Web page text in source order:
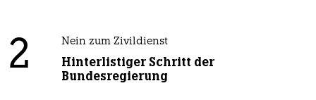
2 Nein zum Zivildienst
Hinterlistiger Schritt der
Bundesregierung